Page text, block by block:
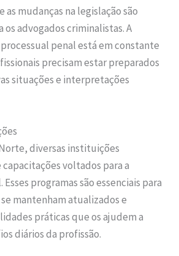
as mudanças na legislação são
advogados criminalistas. A
penal está em constante
precisam estar preparados
situações e interpretações
diversas instituições
voltados para a
Esses programas são essenciais para
mantenham atualizados e
práticas que os ajudem a
diários da profissão.